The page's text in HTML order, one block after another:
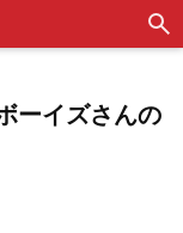
ーイズさんの